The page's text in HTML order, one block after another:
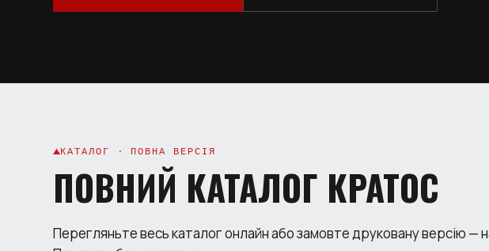
КАТАЛОГ · ПОВНА ВЕРСІЯ
ПОВНИЙ КАТАЛОГ КРАТОС
Перегляньте весь каталог онлайн або замовте друковану версію —